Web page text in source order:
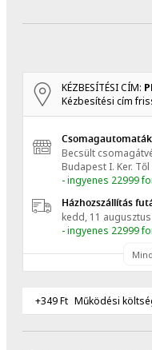
KÉZBESÍTÉSI CÍM:
Kézbesítési cím
Becsült
Budapest I. Ker. Től
- ingyenes 22999
Házhozszállítás
kedd, 11
- ingyenes 22999
+349 Ft Működési